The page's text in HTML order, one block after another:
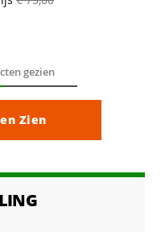
gezien
Zien